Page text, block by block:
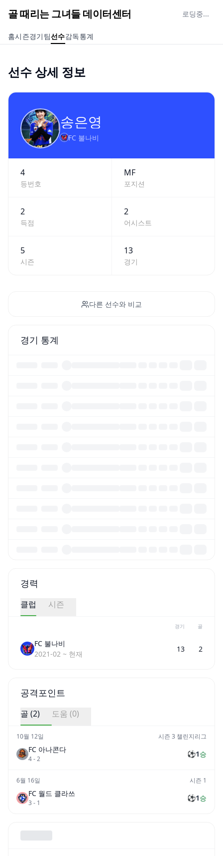
골 때리는 그녀들 데이터센터 로딩중...
홈시즌경기 팀선수감독통계
선수 상세 정보
송은영
FC 불나비
4
등번호
MF
포지션
2
득점
2
어시스트
5
시즌
13
경기
다른 선수와 비교
경기 통계
경력
클럽 시즌
경기 골
FC 불나비
2021-02 ~ 현재
13 2
공격포인트
골 (2) 도움 (0)
10월 12일 시즌 3 챌린지리그
FC 아나콘다
4-2
⚽1승
6월 16일 시즌 1
FC 월드 클라쓰
3 - 1
⚽1승